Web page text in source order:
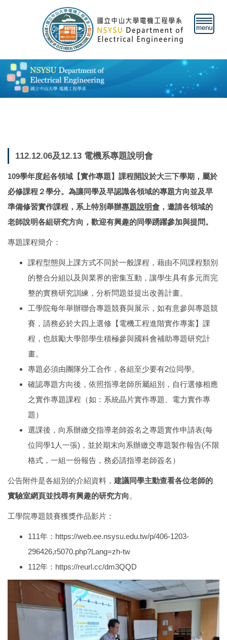
容
區
112.12.06及12.13 電機系專題說明會
109學年度起各領域【實作專題】課程開設於大三下學期，屬於
必修課程２學分。為讓同學及早認識各領域的專題方向並及早
準備修習實作課程，系上特別舉辦專題說明會 ，邀請各領域的
老師說明各組研究方向，歡迎有興趣的同學踴躍參加與提問。
專題課程簡介：
課程型態與上課方式不同於一般課程，藉由不同課程類別
的整合分組以及與業界的密集互動，讓學生具有多元而完
整的實務研究訓練，分析問題並提出改善計畫。
工學院每年舉辦聯合專題競賽與展示，如有意參與專題競
賽，請務必於大四上選修【電機工程進階實作專案】課
程，也鼓勵大學部學生積極參與國科會補助專題研究計
畫。
專題必須由團隊分工合作，各組至少要有2位同學。
確認專題方向後，依照指導老師所屬組別，自行選修相應
之實作專題課程（如：系統晶片實作專題、電力實作專
題）
選課後，向系辦繳交指導老師簽名之專題實作申請表(每
位同學1人一張)，並於期末向系辦繳交專題製作報告(不限
格式，一組一份報告，務必請指導老師簽名）
公告附件是各組別的介紹資料， 建議同學主動查看各位老師的
實驗室網頁並找尋有興趣的研究方向。
工學院專題競賽獲獎作品影片：
111年：https://web.ee.nsysu.edu.tw/p/406-1203-
296426,r5070.php?Lang=zh-tw
112年：https://reurl.cc/dm3QQD